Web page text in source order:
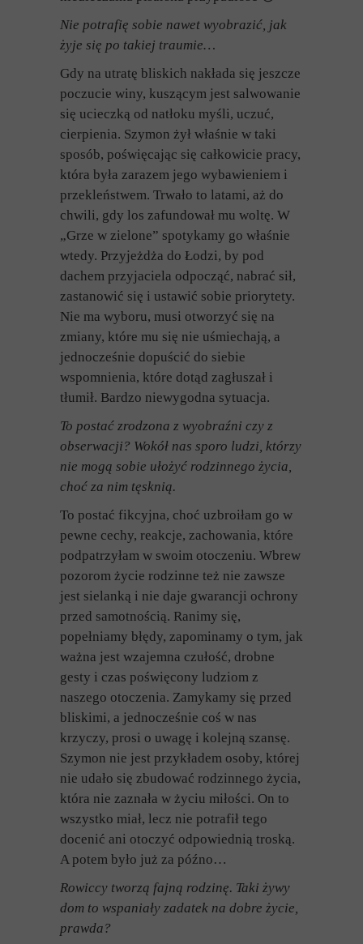
Nie potrafię sobie nawet wyobrazić, jak
żyje się po takiej traumie…
Gdy na utratę bliskich nakłada się jeszcze
poczucie winy, kuszącym jest salwowanie
się ucieczką od natłoku myśli, uczuć,
cierpienia. Szymon żył właśnie w taki
sposób, poświęcając się całkowicie pracy,
która była zarazem jego wybawieniem i
przekleństwem. Trwało to latami, aż do
chwili, gdy los zafundował mu woltę. W
„Grze w zielone” spotykamy go właśnie
wtedy. Przyjeżdża do Łodzi, by pod
dachem przyjaciela odpocząć, nabrać sił,
zastanowić się i ustawić sobie priorytety.
Nie ma wyboru, musi otworzyć się na
zmiany, które mu się nie uśmiechają, a
jednocześnie dopuścić do siebie
wspomnienia, które dotąd zagłuszał i
tłumił. Bardzo niewygodna sytuacja.
To postać zrodzona z wyobraźni czy z
obserwacji? Wokół nas sporo ludzi, którzy
nie mogą sobie ułożyć rodzinnego życia,
choć za nim tęsknią.
To postać fikcyjna, choć uzbroiłam go w
pewne cechy, reakcje, zachowania, które
podpatrzyłam w swoim otoczeniu. Wbrew
pozorom życie rodzinne też nie zawsze
jest sielanką i nie daje gwarancji ochrony
przed samotnością. Ranimy się,
popełniamy błędy, zapominamy o tym, jak
ważna jest wzajemna czułość, drobne
gesty i czas poświęcony ludziom z
naszego otoczenia. Zamykamy się przed
bliskimi, a jednocześnie coś w nas
krzyczy, prosi o uwagę i kolejną szansę.
Szymon nie jest przykładem osoby, której
nie udało się zbudować rodzinnego życia,
która nie zaznała w życiu miłości. On to
wszystko miał, lecz nie potrafił tego
docenić ani otoczyć odpowiednią troską.
A potem było już za późno…
Rowiccy tworzą fajną rodzinę. Taki żywy
dom to wspaniały zadatek na dobre życie,
prawda?